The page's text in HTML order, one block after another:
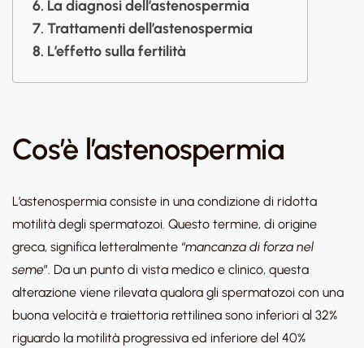
La diagnosi dell’astenospermia
Trattamenti dell’astenospermia
L’effetto sulla fertilità
Cos’è l’astenospermia
L’astenospermia consiste in una condizione di ridotta
motilità degli spermatozoi. Questo termine, di origine
greca, significa letteralmente “mancanza di forza nel
seme”. Da un punto di vista medico e clinico, questa
alterazione viene rilevata qualora gli spermatozoi con una
buona velocità e traiettoria rettilinea sono inferiori al 32%
riguardo la motilità progressiva ed inferiore del 40%